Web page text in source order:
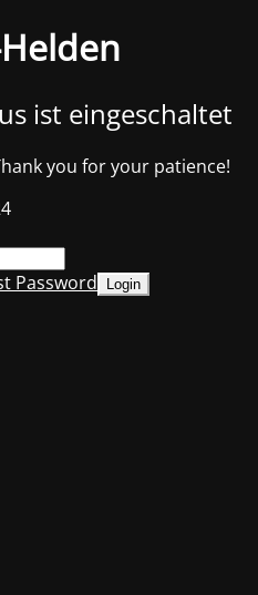
ist eingeschaltet
you for your patience!
Password